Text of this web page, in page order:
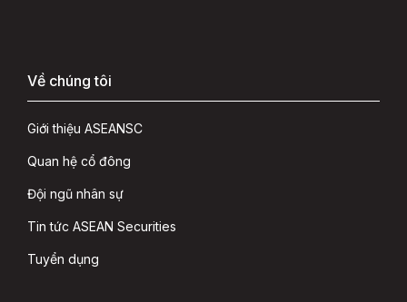
Về chúng tôi
Giới thiệu ASEANSC
Quan hệ cổ đông
Đội ngũ nhân sự
Tin tức ASEAN Securities
Tuyển dụng